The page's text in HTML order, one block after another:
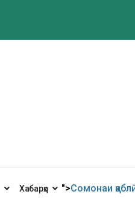
Хабарҳо ">Сомонаи